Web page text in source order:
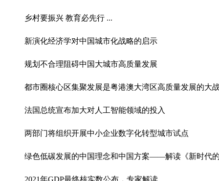
乡村要振兴 教育必先行 ...
新演化经济学对中国城市化战略的启示
规划不合理阻碍中国大城市高质量发展
都市圈核心区集聚发展是粤港澳大湾区高质量发展的大
法国总统宣布加大对人工智能领域的投入
两部门将组织开展中小企业数字化转型城市试点
绿色低碳发展的中国理念和中国方案——解读《新时代
2021年GDP最终核实数公布，专家解读